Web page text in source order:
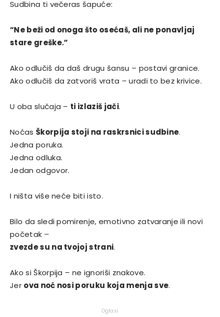
Sudbina ti večeras šapuće:
“Ne beži od onoga što osećaš, ali ne ponavljaj
stare greške.”
Ako odlučiš da daš drugu šansu – postavi granice.
Ako odlučiš da zatvoriš vrata – uradi to bez krivice.
U oba slučaja – ti izlaziš jači.
Noćas Škorpija stoji na raskrsnici sudbine.
Jedna poruka.
Jedna odluka.
Jedan odgovor.
I ništa više neće biti isto.
Bilo da sledi pomirenje, emotivno zatvaranje ili novi
početak –
zvezde su na tvojoj strani.
Ako si Škorpija – ne ignoriši znakove.
Jer ova noć nosi poruku koja menja sve.
Oglasi